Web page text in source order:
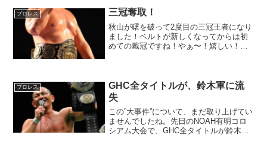
プロレス 三冠奪取！
秋山が曙を破って2度目の三冠王者になり
ました！ベルトが新しくなってからは初
めての戴冠ですね！やぁ〜！嬉しい！全
にしてもこの三冠戦、な...
プロレス
GHC全タイトルが、鈴木軍に流
失
この”大事件”について、まだ取り上げてい
ませんでしたね。先日のNOAH有明コロ
シアム大会で、GHC全タイトルが鈴木軍